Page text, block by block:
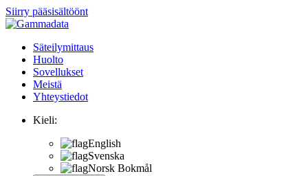
Siirry pääsisältöönt
Säteilymittaus
Huolto
Sovellukset
Meistä
Yhteystiedot
Kieli:
English
Svenska
Norsk Bokmål